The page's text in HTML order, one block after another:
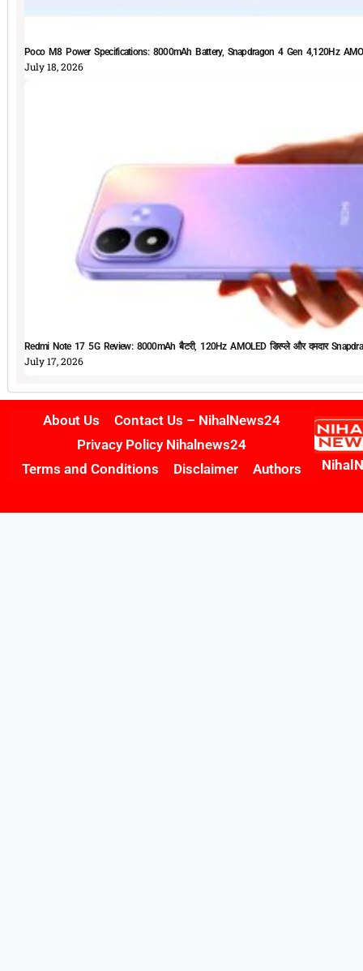
Poco M8 Power Specifications: 8000mAh Battery, Snapdragon 4 Gen 4,120Hz
July 18, 2026
Redmi Note 17 5G Review: 8000mAh बैटरी, 120Hz AMOLED डिस्प्ले और दमदार
July 17, 2026
About Us
Contact Us – NihalNews24
Privacy Policy Nihalnews24
Terms and Conditions
Disclaimer Authors